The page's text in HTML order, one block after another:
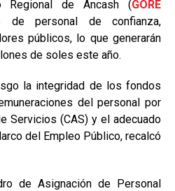
Regional de Áncash (GORE
personal de confianza,
públicos, lo que generarán
de soles este año.
la integridad de los fondos
del personal por
Servicios (CAS) y el adecuado
del Empleo Público, recalcó
de Asignación de Personal